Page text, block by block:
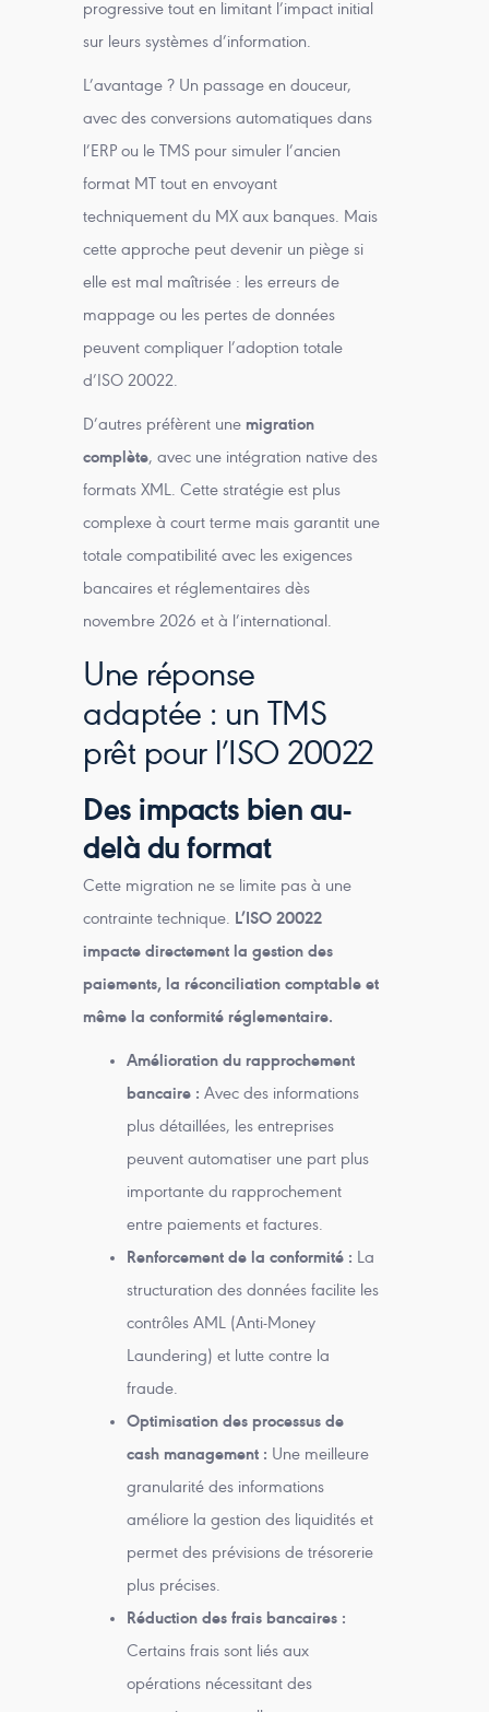
progressive tout en limitant l’impact initial
sur leurs systèmes d’information.
L’avantage ? Un passage en douceur,
avec des conversions automatiques dans
l’ERP ou le TMS pour simuler l’ancien
format MT tout en envoyant
techniquement du MX aux banques. Mais
cette approche peut devenir un piège si
elle est mal maîtrisée : les erreurs de
mappage ou les pertes de données
peuvent compliquer l’adoption totale
d’ISO 20022.
D’autres préfèrent une migration
complète, avec une intégration native des
formats XML. Cette stratégie est plus
complexe à court terme mais garantit une
totale compatibilité avec les exigences
bancaires et réglementaires dès
novembre 2026 et à l’international.
Une réponse
adaptée : un TMS
prêt pour l’ISO 20022
Des impacts bien au-
delà du format
Cette migration ne se limite pas à une
contrainte technique. L’ISO 20022
impacte directement la gestion des
paiements, la réconciliation comptable et
même la conformité réglementaire.
Amélioration du rapprochement
bancaire : Avec des informations
plus détaillées, les entreprises
peuvent automatiser une part plus
importante du rapprochement
entre paiements et factures.
Renforcement de la conformité : La
structuration des données facilite les
contrôles AML (Anti-Money
Laundering) et lutte contre la
fraude.
Optimisation des processus de
cash management : Une meilleure
granularité des informations
améliore la gestion des liquidités et
permet des prévisions de trésorerie
plus précises.
Réduction des frais bancaires :
Certains frais sont liés aux
opérations nécessitant des